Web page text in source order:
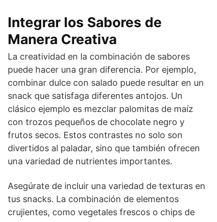
Integrar los Sabores de
Manera Creativa
La creatividad en la combinación de sabores
puede hacer una gran diferencia. Por ejemplo,
combinar dulce con salado puede resultar en un
snack que satisfaga diferentes antojos. Un
clásico ejemplo es mezclar palomitas de maíz
con trozos pequeños de chocolate negro y
frutos secos. Estos contrastes no solo son
divertidos al paladar, sino que también ofrecen
una variedad de nutrientes importantes.
Asegúrate de incluir una variedad de texturas en
tus snacks. La combinación de elementos
crujientes, como vegetales frescos o chips de